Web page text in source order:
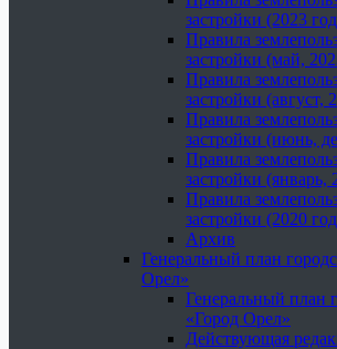
застройки (2023
Правила
застройки (май,
Правила
застройки (август,
Правила
застройки (июнь,
Правила
застройки (январь,
Правила
застройки (2020
Архив
Генеральный план
Орел»
Генеральный план
«Город Орел»
Действующая